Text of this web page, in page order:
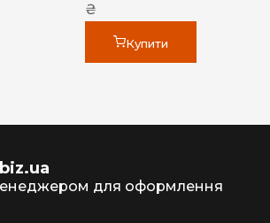
₴
Купити
для оформлення